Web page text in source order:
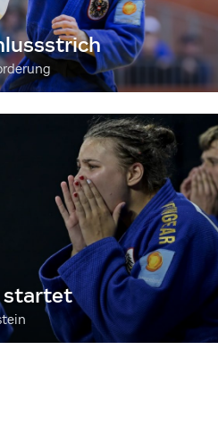
startet